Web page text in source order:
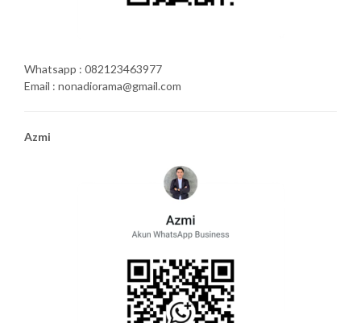
Whatsapp : 082123463977
Email : nonadiorama@gmail.com
Azmi